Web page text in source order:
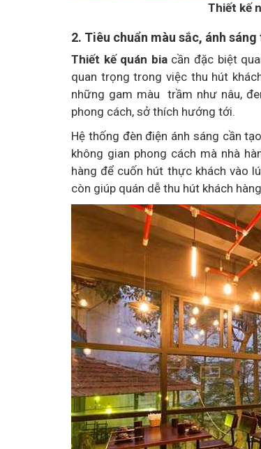
Thiết kế
2. Tiêu chuẩn màu sắc, ánh
Thiết kế quán biacần đặc biệt
quan trọng trong việc thu hút
những gam màu trầm như nâu,
phong cách, sở thích hướng tới.
Hệ thống đèn điện ánh sáng cần
không gian phong cách mà nhà
hàng để cuốn hút thực khách vào
còn giúp quán dễ thu hút khách